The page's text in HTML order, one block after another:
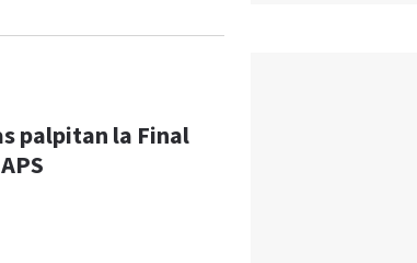
palpitan la Final